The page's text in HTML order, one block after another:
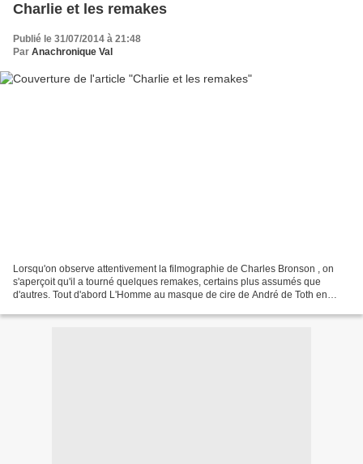
Charlie et les remakes
Publié le 31/07/2014 à 21:48
Par Anachronique Val
Lorsqu'on observe attentivement la filmographie de Charles Bronson , on
s'aperçoit qu'il a tourné quelques remakes, certains plus assumés que
d'autres. Tout d'abord L'Homme au masque de cire de André de Toth en